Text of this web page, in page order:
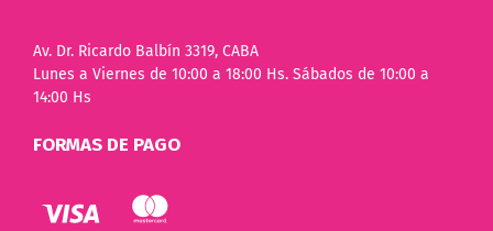
Av. Dr. Ricardo Balbín 3319, CABA
Lunes a Viernes de 10:00 a 18:00 Hs. Sábados de 10:00 a
14:00 Hs
FORMAS DE PAGO